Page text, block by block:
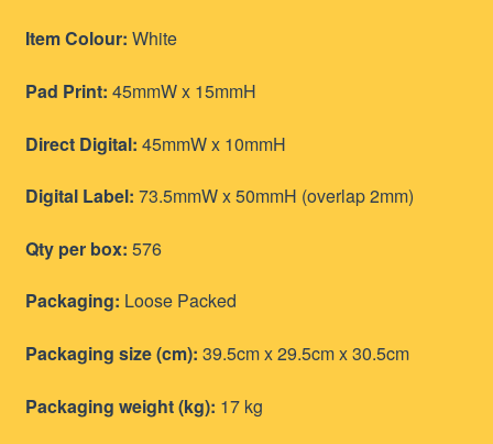
Item Colour: White
Pad Print: 45mmW x 15mmH
Direct Digital: 45mmW x 10mmH
Digital Label: 73.5mmW x 50mmH (overlap 2mm)
Qty per box: 576
Packaging: Loose Packed
Packaging size (cm): 39.5cm x 29.5cm x 30.5cm
Packaging weight (kg): 17 kg